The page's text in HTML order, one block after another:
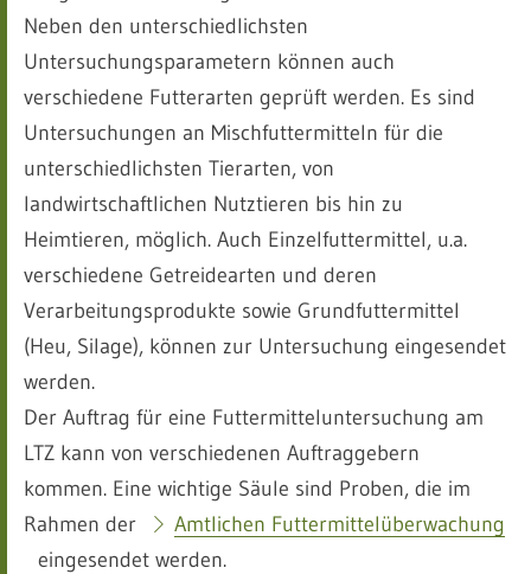
Neben den unterschiedlichsten
Untersuchungsparametern können auch
verschiedene Futterarten geprüft werden. Es sind
Untersuchungen an Mischfuttermitteln für die
unterschiedlichsten Tierarten, von
landwirtschaftlichen Nutztieren bis hin zu
Heimtieren, möglich. Auch Einzelfuttermittel, u.a.
verschiedene Getreidearten und deren
Verarbeitungsprodukte sowie Grundfuttermittel
(Heu, Silage), können zur Untersuchung eingesendet
werden.
Der Auftrag für eine Futtermitteluntersuchung am
LTZ kann von verschiedenen Auftraggebern
kommen. Eine wichtige Säule sind Proben, die im
Rahmen der
Amtlichen Futtermittelüberwachung
eingesendet werden.